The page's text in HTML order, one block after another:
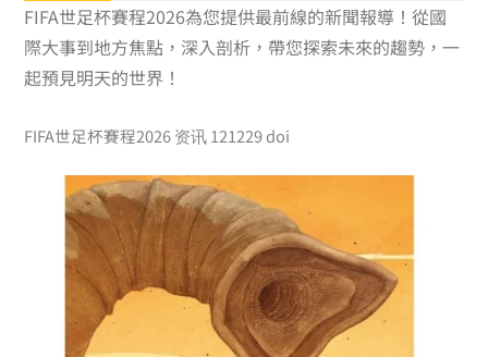
FIFA世足杯賽程2026為您提供最前線的新聞報導！從國
際大事到地方焦點，深入剖析，帶您探索未來的趨勢，一
起預見明天的世界！
FIFA世足杯賽程2026 资讯 121229 doi